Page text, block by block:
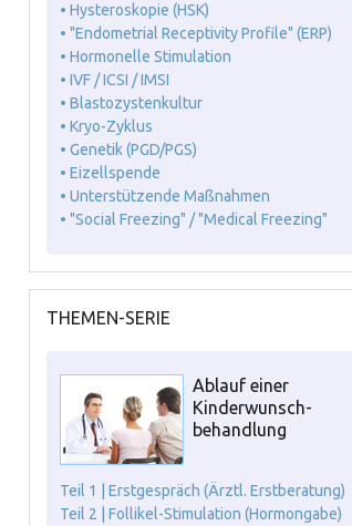
• Hysteroskopie (HSK)
• "Endometrial Receptivity Profile" (ERP)
• Hormonelle Stimulation
• IVF / ICSI / IMSI
• Blastozystenkultur
• Kryo-Zyklus
• Genetik (PGD/PGS)
• Eizellspende
• Unterstützende Maßnahmen
• "Social Freezing" / "Medical Freezing"
THEMEN-SERIE
Ablauf einer
Kinderwunsch-
behandlung
Teil 1 | Erstgespräch (Ärztl. Erstberatung)
Teil 2 | Follikel-Stimulation (Hormongabe)